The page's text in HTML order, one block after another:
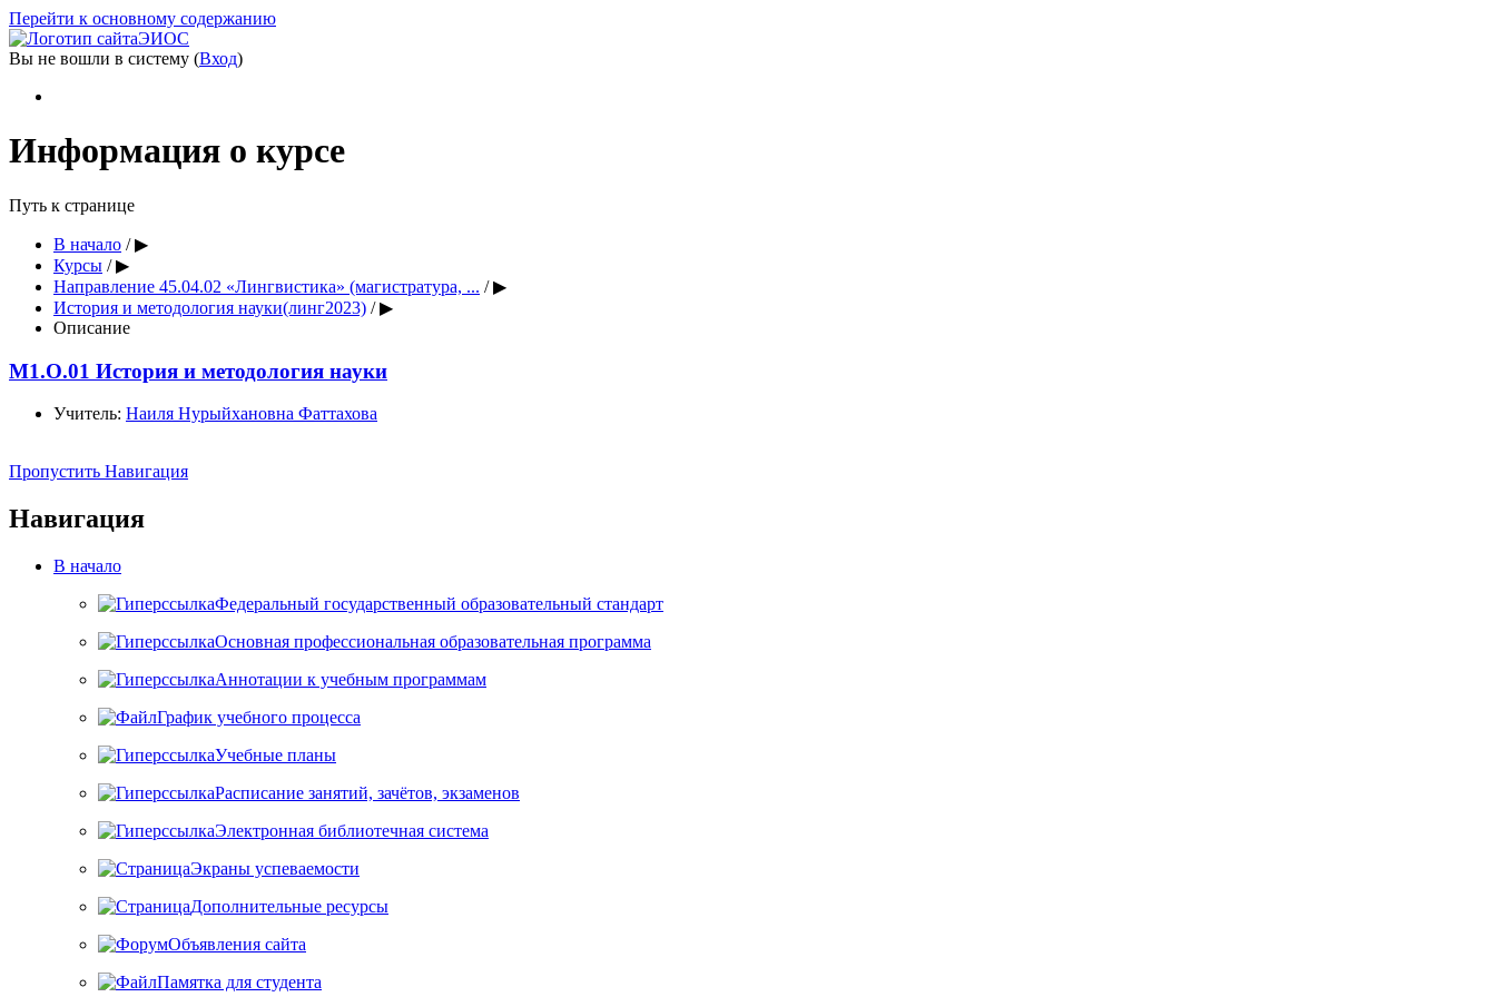
Перейти к основному содержанию
ЭИОС
Вы не вошли в систему (Вход)
Информация о курсе
Путь к странице
В начало / ▶︎
Курсы / ▶︎
Направление 45.04.02 «Лингвистика» (магистратура, ... / ▶︎
История и методология науки(линг2023) / ▶︎
Описание
М1.О.01 История и методология науки
Учитель: Наиля Нурыйхановна Фаттахова
Пропустить Навигация
Навигация
В начало
Федеральный государственный образовательный стандарт
Основная профессиональная образовательная программа
Аннотации к учебным программам
График учебного процесса
Учебные планы
Расписание занятий, зачётов, экзаменов
Электронная библиотечная система
Экраны успеваемости
Дополнительные ресурсы
Объявления сайта
Памятка для студента